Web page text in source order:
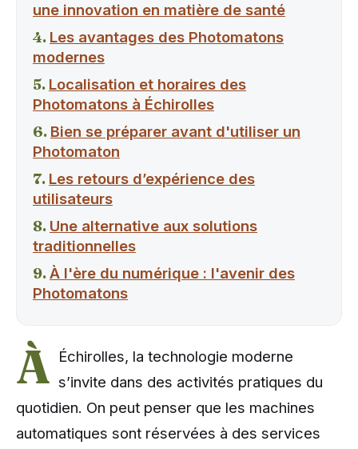
une innovation en matière de santé
Les avantages des Photomatons
modernes
Localisation et horaires des
Photomatons à Échirolles
Bien se préparer avant d'utiliser un
Photomaton
Les retours d’expérience des
utilisateurs
Une alternative aux solutions
traditionnelles
À l'ère du numérique : l'avenir des
Photomatons
À Échirolles, la technologie moderne
s’invite dans des activités pratiques du
quotidien. On peut penser que les machines
automatiques sont réservées à des services